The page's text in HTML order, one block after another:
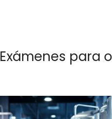
Exámenes para